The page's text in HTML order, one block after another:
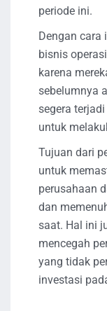
periode ini.
Dengan cara
bisnis
karena
sebelumnya
segera
untuk
Tujuan dari
untuk
perusahaan
dan
saat. Hal ini
mencegah
yang tidak
investasi